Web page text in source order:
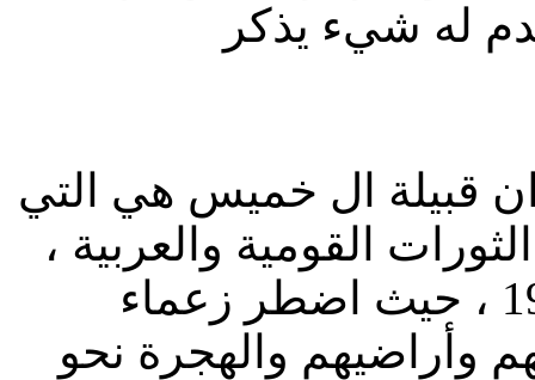
قبيلة ال خميس هي التي
القومية والعربية ،
وبقي تحت إشرافها حتى ثورة 1968 ، حيث اضطر زعماء
وأراضيهم والهجرة نحو